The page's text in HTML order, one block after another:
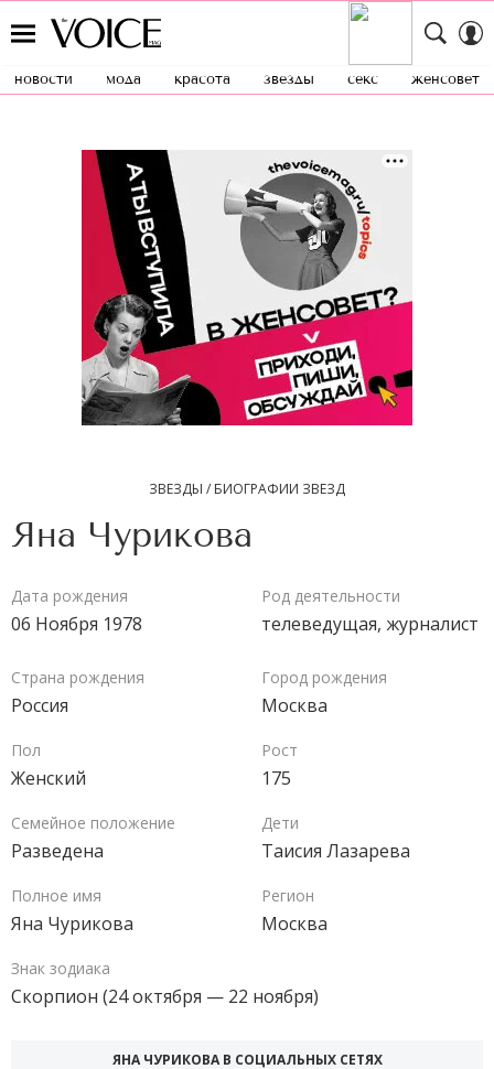
новости мода красота звезды секс женсовет
ЗВЕЗДЫ / БИОГРАФИИ ЗВЕЗД
Яна Чурикова
Дата рождения
06 Ноября 1978
Род деятельности
телеведущая, журналист
Страна рождения
Россия
Город рождения
Москва
Пол
Женский
Рост
175
Семейное положение
Разведена
Дети
Таисия Лазарева
Полное имя
Яна Чурикова
Регион
Москва
Знак зодиака
Скорпион (24 октября — 22 ноября)
ЯНА ЧУРИКОВА В СОЦИАЛЬНЫХ СЕТЯХ